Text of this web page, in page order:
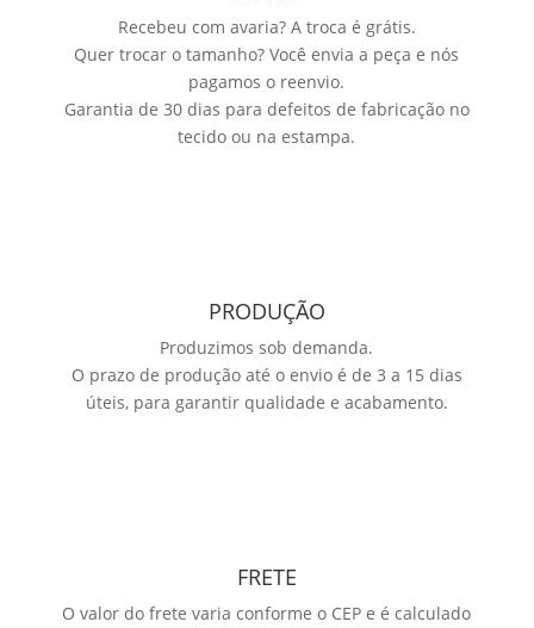
Recebeu com avaria? A troca é grátis.
Quer trocar o tamanho? Você envia a peça e nós
pagamos o reenvio.
Garantia de 30 dias para defeitos de fabricação no
tecido ou na estampa.
PRODUÇÃO
Produzimos sob demanda.
O prazo de produção até o envio é de 3 a 15 dias
úteis, para garantir qualidade e acabamento.
FRETE
O valor do frete varia conforme o CEP e é calculado